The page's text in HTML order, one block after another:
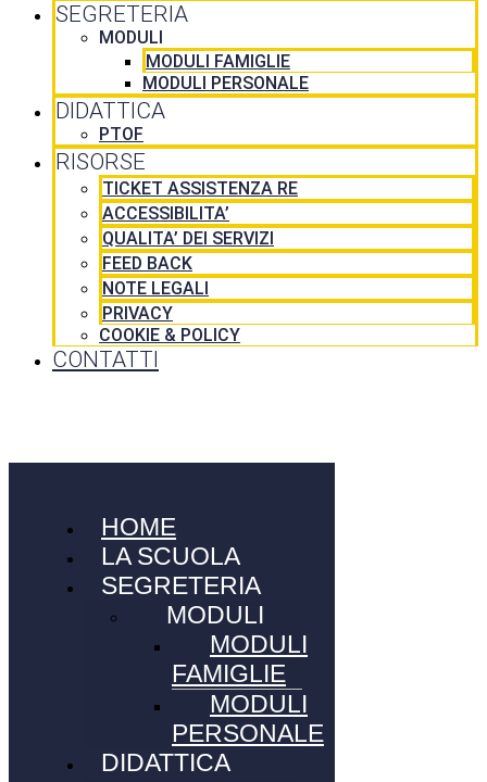
SEGRETERIA
MODULI
MODULI FAMIGLIE
MODULI PERSONALE
DIDATTICA
PTOF
RISORSE
TICKET ASSISTENZA RE
ACCESSIBILITA’
QUALITA’ DEI SERVIZI
FEED BACK
NOTE LEGALI
PRIVACY
COOKIE & POLICY
CONTATTI
HOME
LA SCUOLA
SEGRETERIA
MODULI
MODULI
FAMIGLIE
MODULI
PERSONALE
DIDATTICA